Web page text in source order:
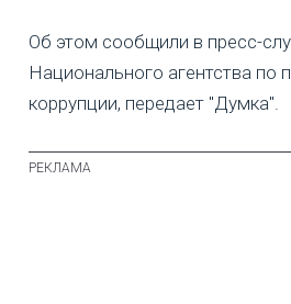
Об этом сообщили в пресс-
Национального агентства по
коррупции, передает "Думка".